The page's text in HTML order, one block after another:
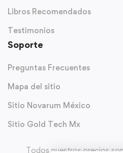
Libros Recomendados
Testimonios
Soporte
Preguntas Frecuentes
Mapa del sitio
Sitio Novarum México
Sitio Gold Tech Mx
Todos nuestros precios